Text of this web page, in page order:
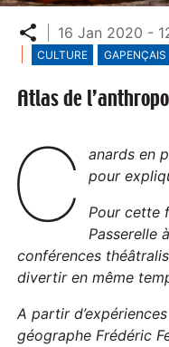
Partager
16 Jan 2020 -
CULTURE GAPENÇAIS
Atlas de
c
anards en
pour
Pour cette
Passerelle
conférences
divertir en même
A partir
géographe Frédéric